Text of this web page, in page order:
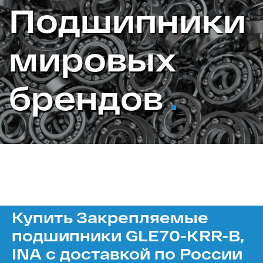
Подшипники
мировых
брендов.
Купить Закрепляемые
подшипники GLE70-KRR-B,
INA с доставкой по России